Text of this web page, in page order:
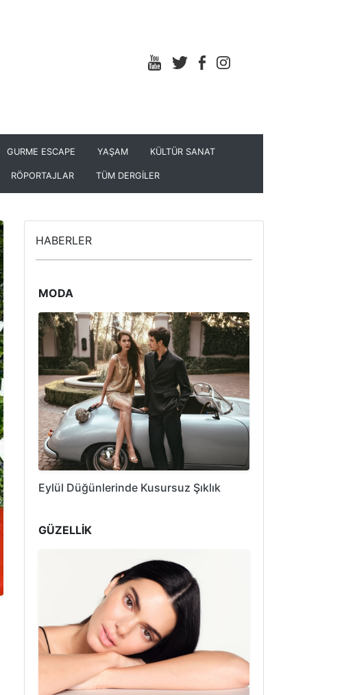
GURME ESCAPE YAŞAM KÜLTÜR SANAT
RÖPORTAJLAR TÜM DERGİLER
HABERLER
MODA
Eylül Düğünlerinde Kusursuz Şıklık
GÜZELLİK